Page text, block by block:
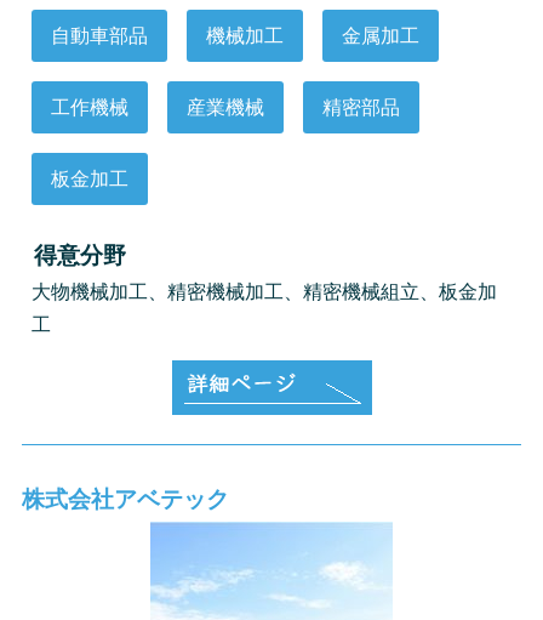
自動車部品 機械加工 金属加工
工作機械 産業機械 精密部品
板金加工
得意分野
大物機械加工、精密機械加工、精密機械組立、板金加
工
株式会社アベテック